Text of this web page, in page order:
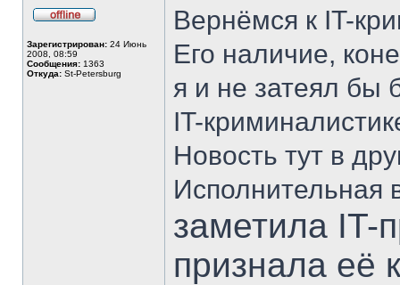
сети
Зарегистрирован: 24 Июнь
2008, 08:59
Сообщения: 1363
Откуда: St-Petersburg
Вернёмся к IT-
Его наличие,
я и не затеял бы
IT-
Новость тут в
Исполнительная
заметила IT-
признала её